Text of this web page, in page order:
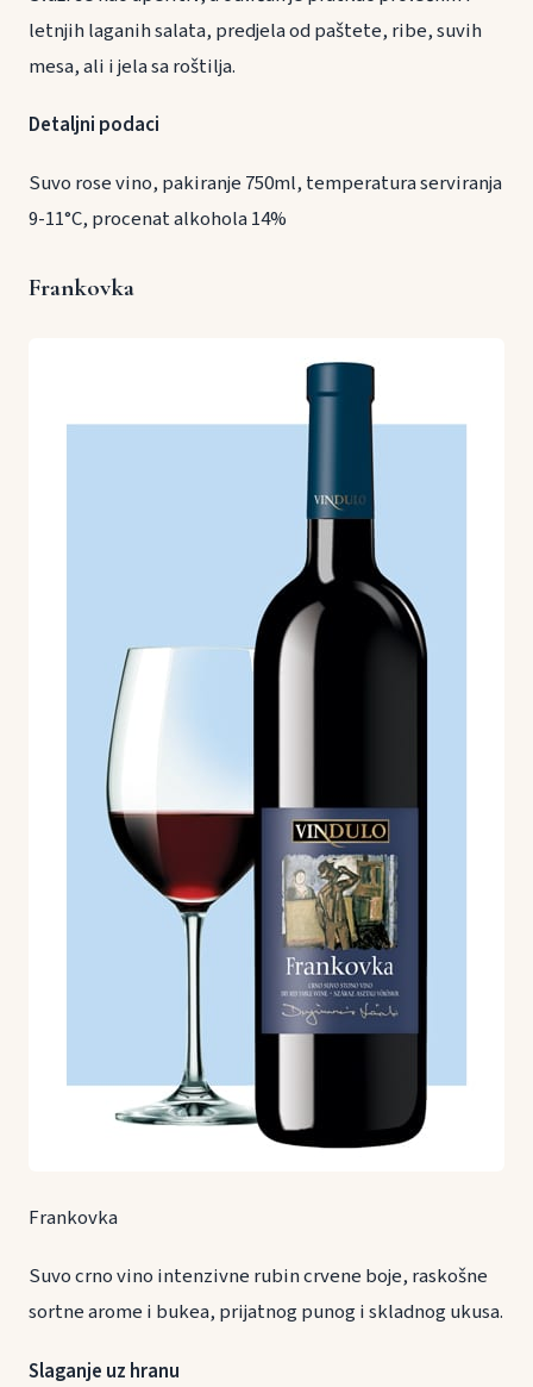
letnjih laganih salata, predjela od paštete, ribe, suvih
mesa, ali i jela sa roštilja.
Detaljni podaci
Suvo rose vino, pakiranje 750ml, temperatura serviranja
9-11°C, procenat alkohola 14%
Frankovka
Frankovka
Suvo crno vino intenzivne rubin crvene boje, raskošne
sortne arome i bukea, prijatnog punog i skladnog ukusa.
Slaganje uz hranu